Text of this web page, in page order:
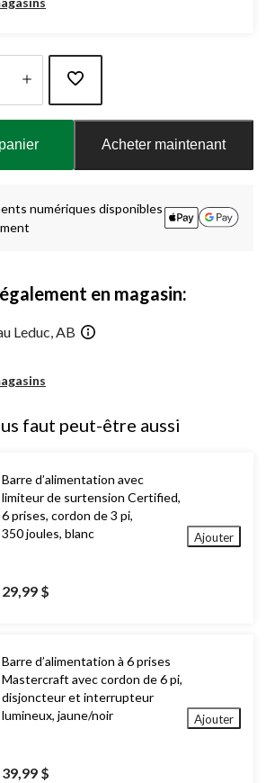
Acheter maintenant
numériques disponibles
en magasin:
Leduc, AB
faut peut-être aussi
Barre d’alimentation avec
limiteur de surtension Certified,
6 prises, cordon de 3 pi,
350 joules, blanc
29,99 $
Ajouter
Barre d’alimentation à 6 prises
Mastercraft avec cordon de 6 pi,
disjoncteur et interrupteur
lumineux, jaune/noir
39,99 $
Ajouter